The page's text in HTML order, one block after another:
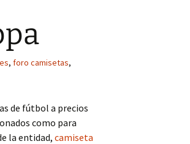
, foro camisetas,
de fútbol a precios
como para
la entidad,camiseta